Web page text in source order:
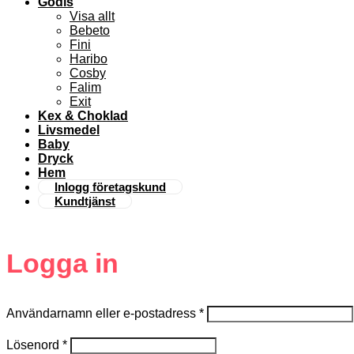
Visa allt
Bebeto
Fini
Haribo
Cosby
Falim
Exit
Kex & Choklad
Livsmedel
Baby
Dryck
Hem
Inlogg företagskund
Kundtjänst
Logga in
Användarnamn eller e-postadress *
Lösenord *